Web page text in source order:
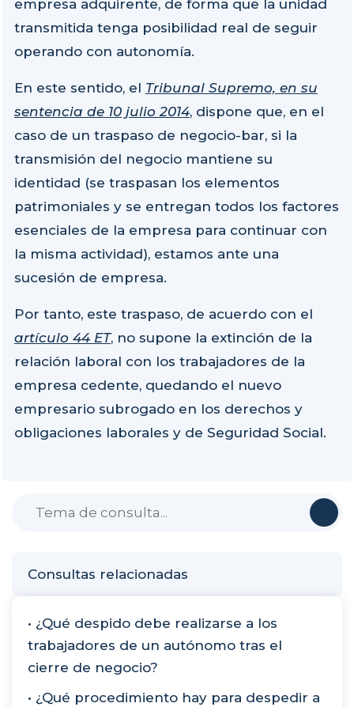
Consultas relacionadas
• ¿Qué despido debe realizarse a los
trabajadores de un autónomo tras el
cierre de negocio?
• ¿Qué procedimiento hay para despedir a
empresa adquirente, de forma que la unidad
transmitida tenga posibilidad real de seguir
operando con autonomía.
En este sentido, el Tribunal Supremo, en su
sentencia de 10 julio 2014, dispone que, en el
caso de un traspaso de negocio-bar, si la
transmisión del negocio mantiene su
identidad (se traspasan los elementos
patrimoniales y se entregan todos los factores
esenciales de la empresa para continuar con
la misma actividad), estamos ante una
sucesión de empresa.
Por tanto, este traspaso, de acuerdo con el
artículo 44 ET, no supone la extinción de la
relación laboral con los trabajadores de la
empresa cedente, quedando el nuevo
empresario subrogado en los derechos y
obligaciones laborales y de Seguridad Social.